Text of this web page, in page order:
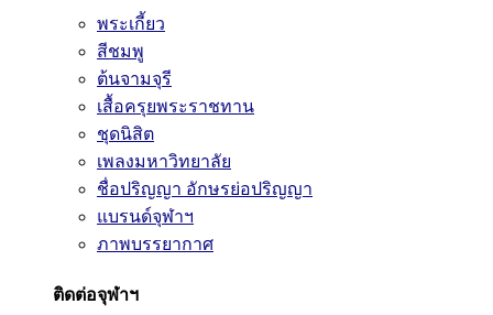
พระเกี้ยว
สีชมพู
ต้นจามจุรี
เสื้อครุยพระราชทาน
ชุดนิสิต
เพลงมหาวิทยาลัย
ชื่อปริญญา อักษรย่อปริญญา
แบรนด์จุฬาฯ
ภาพบรรยากาศ
ติดต่อจุฬาฯ